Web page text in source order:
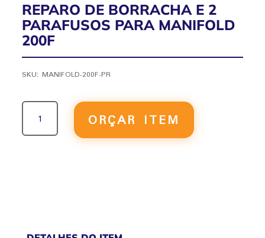
REPARO DE BORRACHA E 2
PARAFUSOS PARA MANIFOLD
200F
SKU:MANIFOLD-200F-PR
REPARO
BORRACHA
ORÇAR ITEM